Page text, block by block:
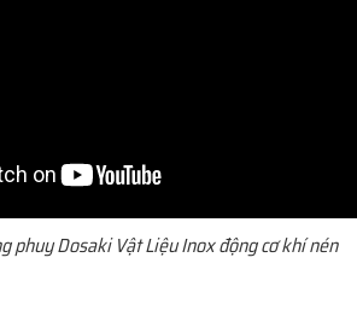
phuy Dosaki Vật Liệu Inox động cơ khí nén